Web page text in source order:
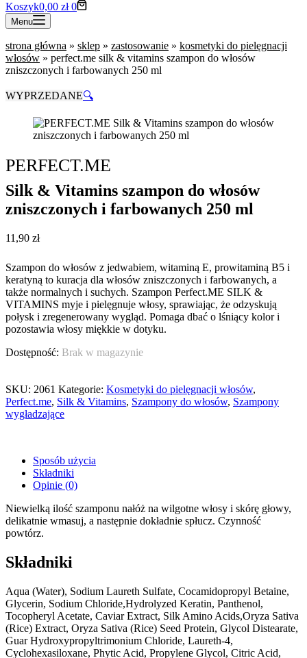
Koszyk0,00 zł 0
Menu
strona główna » sklep » zastosowanie » kosmetyki do pielęgnacji
włosów » perfect.me silk & vitamins szampon do włosów
zniszczonych i farbowanych 250 ml
WYPRZEDANE🔍
PERFECT.ME
Silk & Vitamins szampon do włosów
zniszczonych i farbowanych 250 ml
11,90 zł
Szampon do włosów z jedwabiem, witaminą E, prowitaminą B5 i
keratyną to kuracja dla włosów zniszczonych i farbowanych, a
także normalnych i suchych. Szampon Perfect.ME SILK &
VITAMINS myje i pielęgnuje włosy, sprawiając, że odzyskują
połysk i zregenerowany wygląd. Pomaga dbać o lśniący kolor i
pozostawia włosy miękkie w dotyku.
Brak w magazynie
SKU: 2061 Kategorie: Kosmetyki do pielęgnacji włosów,
Perfect.me, Silk & Vitamins, Szampony do włosów, Szampony
wygładzające
Sposób użycia
Składniki
Opinie (0)
Niewielką ilość szamponu nałóż na wilgotne włosy i skórę głowy,
delikatnie wmasuj, a następnie dokładnie spłucz. Czynność
powtórz.
Składniki
Aqua (Water), Sodium Laureth Sulfate, Cocamidopropyl Betaine,
Glycerin, Sodium Chloride,Hydrolyzed Keratin, Panthenol,
Tocopheryl Acetate, Caviar Extract, Silk Amino Acids,Oryza Sativa
(Rice) Extract, Oryza Sativa (Rice) Seed Protein, Glycol Distearate,
Guar Hydroxypropyltrimonium Chloride, Laureth-4,
Cyclohexasiloxane, Phytic Acid, Propylene Glycol, Citric Acid,